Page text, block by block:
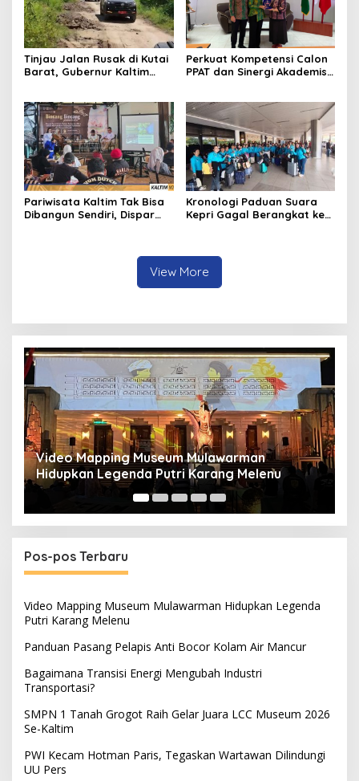
Tinjau Jalan Rusak di Kutai
Barat, Gubernur Kaltim
Perkuat Kompetensi Calon
PPAT dan Sinergi Akademis,
Pariwisata Kaltim Tak Bisa
Dibangun Sendiri, Dispar
Kronologi Paduan Suara
Kepri Gagal Berangkat ke
View More
Panduan Pasang Pelapis Anti Bocor Kolam Air
Mancur
Pos-pos Terbaru
Video Mapping Museum Mulawarman Hidupkan Legenda
Putri Karang Melenu
Panduan Pasang Pelapis Anti Bocor Kolam Air Mancur
Bagaimana Transisi Energi Mengubah Industri
Transportasi?
SMPN 1 Tanah Grogot Raih Gelar Juara LCC Museum 2026
Se-Kaltim
PWI Kecam Hotman Paris, Tegaskan Wartawan Dilindungi
UU Pers